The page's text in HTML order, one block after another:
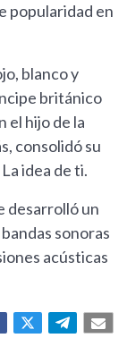
popularidad en
blanco y
británico
el hijo de la
consolidó su
idea de ti.
desarrolló un
sonoras
acústicas